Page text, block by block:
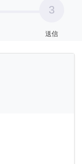
3
送信